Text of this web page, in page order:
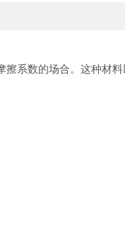
系数的场合。这种材